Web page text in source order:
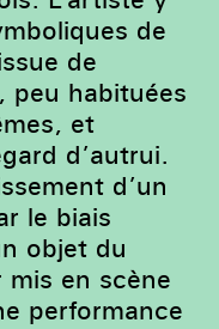
de
de
peu habituées
et
d’autrui.
d’un
le biais
objet du
mis en scène
performance